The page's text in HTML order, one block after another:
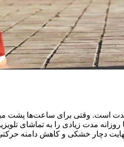
وقتی برای ساعت‌ها پشت میز
مدت زیادی را به تماشای
دچار خشکی و کاهش دامنه